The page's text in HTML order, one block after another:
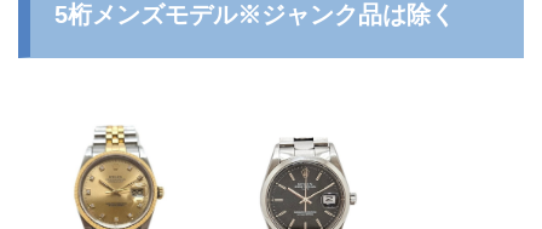
5桁メンズモデル※ジャンク品は除く